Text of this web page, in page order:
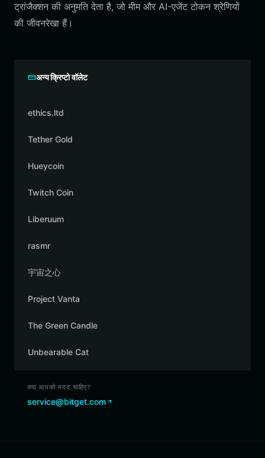
ट्रांजैक्शन की अनुमति देता है, जो मीम और AI-एजेंट टोकन श्रेणियों
की जीवनरेखा हैं।
अन्य क्रिप्टो वॉलेट
ethics.ltd
Tether Gold
Hueycoin
Twitch Coin
Liberuum
rasmr
宇宙之心
Project Vanta
The Green Candle
Unbearable Cat
क्या आपको मदद चाहिए?
service@bitget.com